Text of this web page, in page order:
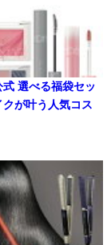
式 選べる福袋セッ
クが叶う人気コス